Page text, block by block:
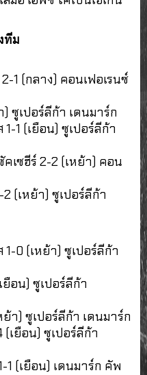
ทีม
1 (กลาง) คอนเฟอเรนซ์
ซูเปอร์ลีก้า เดนมาร์ก
1-1 (เยือน) ซูเปอร์ลีก้า
เซฮีร์ 2-2 (เหย้า) คอน
(เหย้า) ซูเปอร์ลีก้า
1-0 (เหย้า) ซูเปอร์ลีก้า
ยือน) ซูเปอร์ลีก้า
า) ซูเปอร์ลีก้า เดนมาร์ก
เยือน) ซูเปอร์ลีก้า
1 (เยือน) เดนมาร์ก คัพ